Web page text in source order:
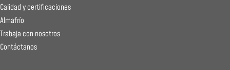
Calidad y certificaciones
Almafrío
Trabaja con nosotros
Contáctanos